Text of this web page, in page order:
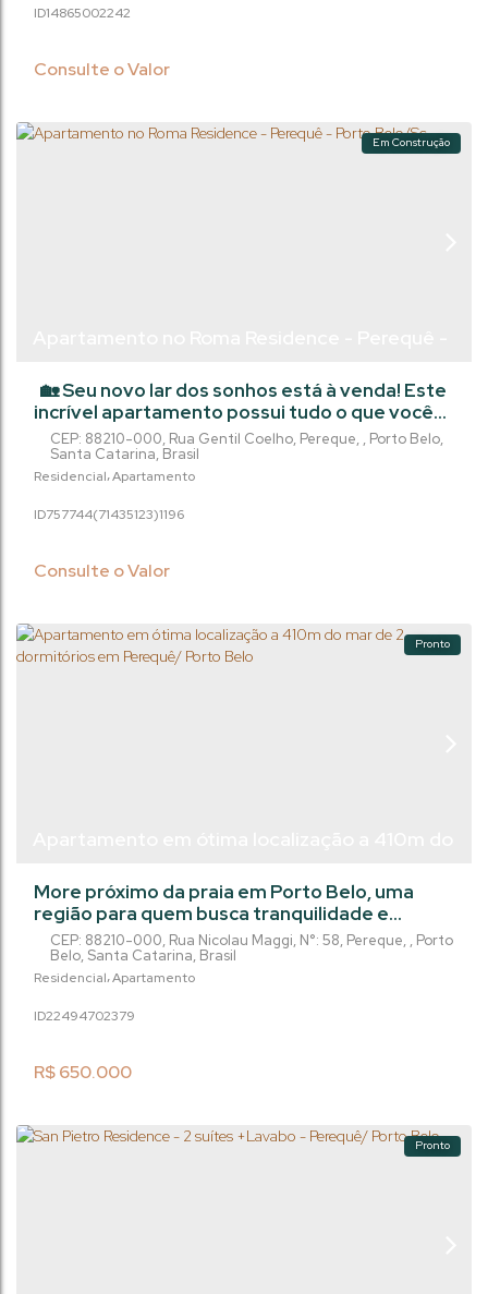
Consulte o Valor
2242
1486500
endereços mais desejados do litoral
fundos integrados á natureza, com deck e
Em Construção
Residencial Apartamento
Consulte o Valor
1196
(71435123)
757744
CEP: 88210-000, Rua Gentil Coelho, Pereque , Porto Belo,
Santa Catarina, Brasil
🏡 Seu novo lar dos sonhos está à venda! Este
incrível apartamento possui tudo o que você
precisa para viver com conforto e praticidade.
Com churrasqueira para reunir amigos e
familiares, despensa para organizar seus
acesso, este imóvel é perfeito para quem
de garagem e uma área útil de...
Pronto
Residencial Apartamento
R$650.000
2379
2249470
CEP: 88210-000, Rua Nicolau Maggi, N°: 58, Pereque , Porto
Belo, Santa Catarina, Brasil
More próximo da praia em Porto Belo, uma
região para quem busca tranquilidade e
qualidade de vida. Localizado a apenas 410
metros do mar, a poucos passos da Avenida
João Manoel Jacques. Este apartamento é
aluguel, rentabilizar com locação ou mesmo
Localização privilegiada em Balneário
Pronto